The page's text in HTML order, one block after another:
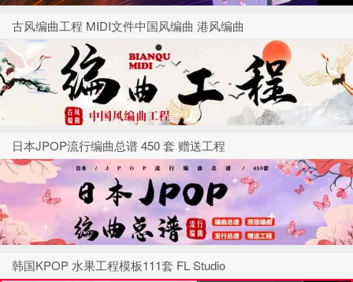
古风编曲工程 MIDI文件中国风编曲 港风编曲
日本JPOP流行编曲总谱 450 套 赠送工程
韩国KPOP 水果工程模板111套 FL Studio